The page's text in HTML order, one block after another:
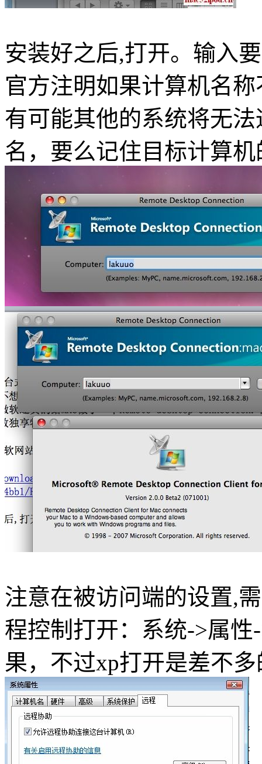
安装好之后,打开。输入
官方注明如果计算机名
有可能其他的系统将无
名，要么记住目标计算
注意在被访问端的设置,
程控制打开：系统->属
果，不过xp打开是差不多